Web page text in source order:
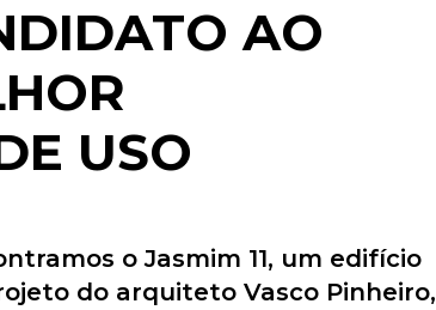
AO
USO
o Jasmim 11, um edifício
do arquiteto Vasco Pinheiro,